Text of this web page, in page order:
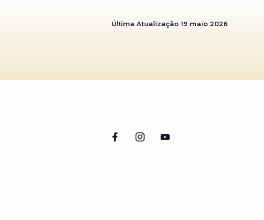
Última Atualização 19 maio 2026